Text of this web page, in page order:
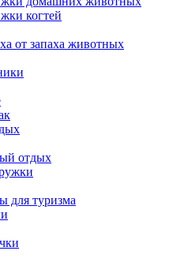
когтей
от запаха животных
отдых
для туризма